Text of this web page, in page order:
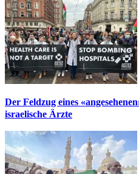
Der Feldzug eines
israelische Ärzte